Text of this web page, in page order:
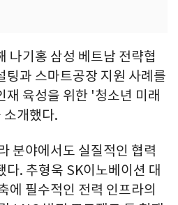
나기홍 삼성 베트남 전략협
팅과 스마트공장 지원 사례를
재 육성을 위한 '청소년 미래
소개했다.
분야에서도 실질적인 협력
다. 추형욱 SK이노베이션 대
에 필수적인 전력 인프라의